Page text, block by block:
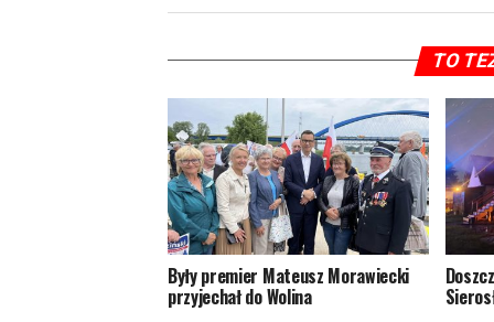
TO
Były premier Mateusz Morawiecki
przyjechał do Wolina